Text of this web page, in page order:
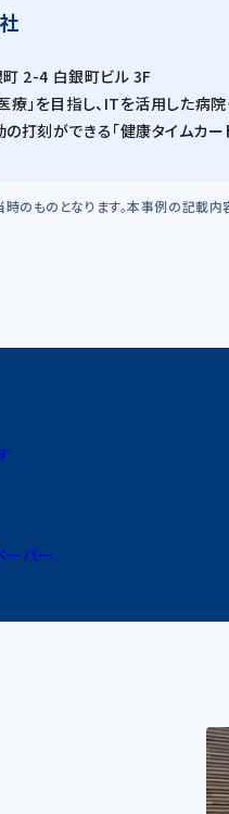
2-4 白銀町ビル 3F
」を目指し、ITを活用した病院
打刻ができる「健康タイムカー
のものとなります。本事例の記載内
ーパー